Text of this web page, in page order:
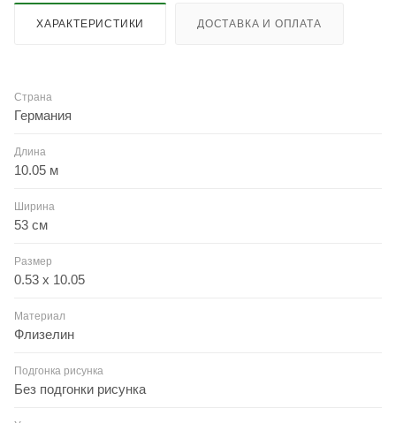
ХАРАКТЕРИСТИКИ ДОСТАВКА И ОПЛАТА
Страна
Германия
Длина
10.05 м
Ширина
53 см
Размер
0.53 x 10.05
Материал
Флизелин
Подгонка рисунка
Без подгонки рисунка